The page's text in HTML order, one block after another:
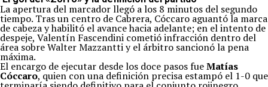
La apertura del marcador llegó a los 8 minutos del segundo
tiempo. Tras un centro de Cabrera, Cóccaro aguantó la marca
de cabeza y habilitó el avance hacia adelante; en el intento de
despeje, Valentín Fascendini cometió infracción dentro del
área sobre Walter Mazzantti y el árbitro sancionó la pena
máxima.
El encargo de ejecutar desde los doce pasos fueMatías
Cóccaro, quien con una definición precisa estampó el 1-0 que